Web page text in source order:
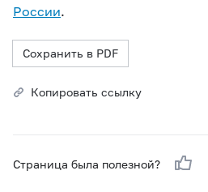
России.
Сохранить в PDF
Копировать ссылку
Страница была полезной?